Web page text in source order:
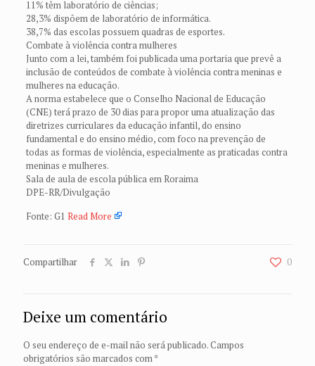
11% têm laboratório de ciências;
28,3% dispõem de laboratório de informática.
38,7% das escolas possuem quadras de esportes.
Combate à violência contra mulheres
Junto com a lei, também foi publicada uma portaria que prevê a
inclusão de conteúdos de combate à violência contra meninas e
mulheres na educação.
A norma estabelece que o Conselho Nacional de Educação
(CNE) terá prazo de 30 dias para propor uma atualização das
diretrizes curriculares da educação infantil, do ensino
fundamental e do ensino médio, com foco na prevenção de
todas as formas de violência, especialmente as praticadas contra
meninas e mulheres.
Sala de aula de escola pública em Roraima
DPE-RR/Divulgação
Fonte: G1 Read More
Compartilhar 0
Deixe um comentário
O seu endereço de e-mail não será publicado.Campos
obrigatórios são marcados com*